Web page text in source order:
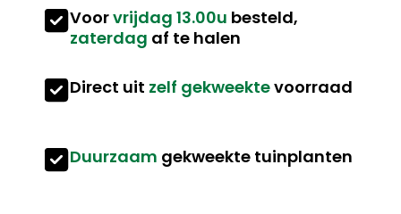
Voorvrijdag 13.00u besteld,
zaterdag af te halen
Direct uit zelf gekweektevoorraad
Duurzaam gekweekte tuinplanten